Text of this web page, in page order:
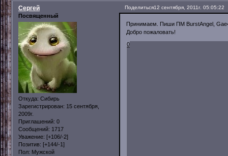
Поделиться12 сентября, 2011г. 05:05:22
Сергей
Посвященный
Откуда: Сибирь
Зарегистрирован: 15 сентября,
2009г.
Приглашений: 0
Сообщений: 1717
Уважение: [+106/-2]
Позитив: [+144/-1]
Пол: Мужской
Принимаем. Пиши ПМ BurstAngel,
Добро пожаловать!
0